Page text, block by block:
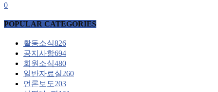
0
POPULAR CATEGORIES
활동소식826
공지사항694
회원소식480
일반자료실260
언론보도203